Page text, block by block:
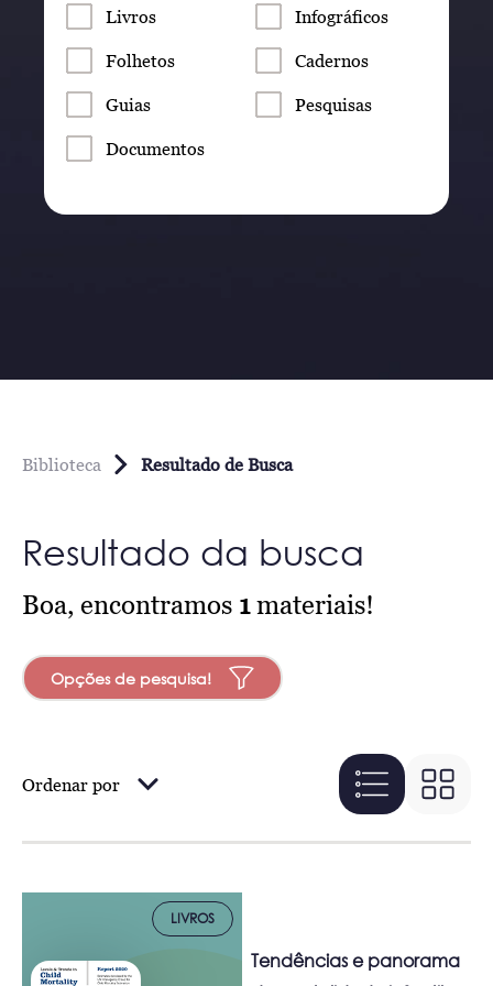
Livros Infográficos
Folhetos Cadernos
Guias Pesquisas
Documentos
Biblioteca Resultado de Busca
Resultado da busca
Boa, encontramos 1materiais!
Opções de pesquisa!
Ordenar por
LIVROS
Tendências e panorama